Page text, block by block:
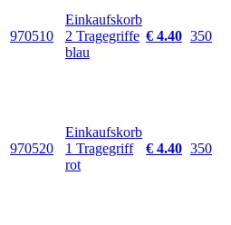
970510
Einkaufskorb
2 Tragegriffe
blau
€ 4.40 350
970520
Einkaufskorb
1 Tragegriff
rot
€ 4.40 350